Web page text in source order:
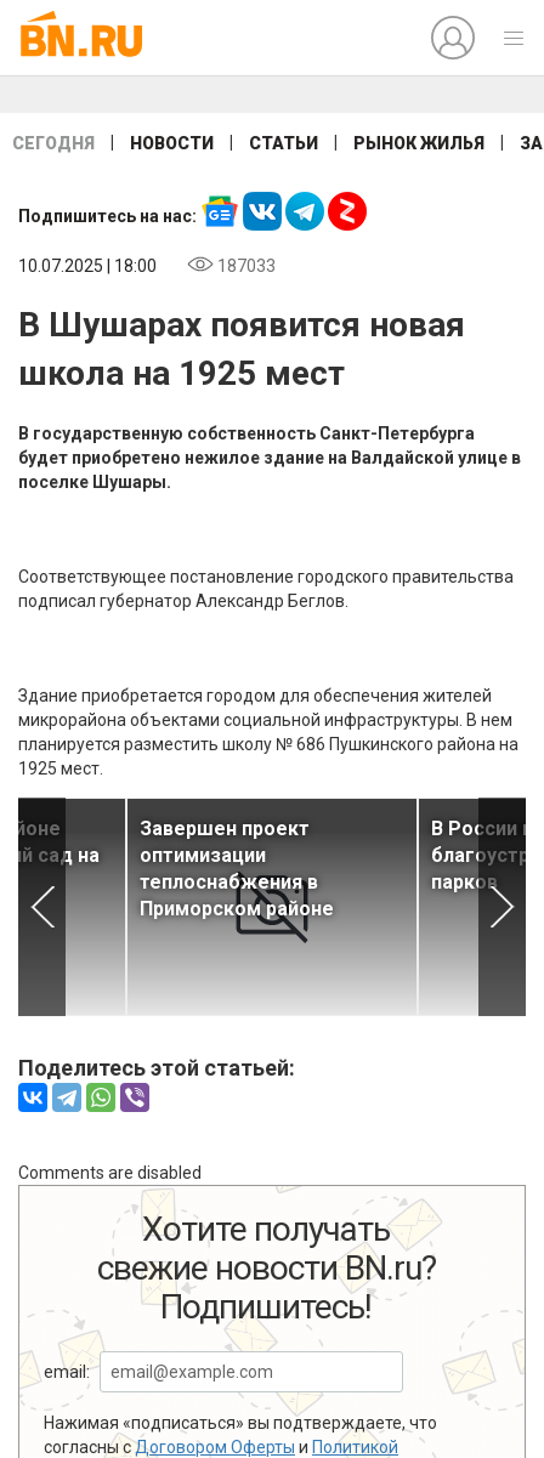
СЕГОДНЯ НОВОСТИ СТАТЬИ РЫНОК ЖИЛЬЯ
Подпишитесь на нас:
10.07.2025 | 18:00 187033
В Шушарах появится новая
школа на 1925 мест
В государственную собственность Санкт-Петербурга
будет приобретено нежилое здание на Валдайской улице в
поселке Шушары.
Соответствующее постановление городского правительства
подписал губернатор Александр Беглов.
Здание приобретается городом для обеспечения жителей
микрорайона объектами социальной инфраструктуры. В нем
планируется разместить школу № 686 Пушкинского района на
1925 мест.
сад на
Завершен проект
оптимизации
теплоснабжения в
Приморском районе
В России в
парков
Поделитесь этой статьей:
Comments are disabled
Хотите получать
свежие новости BN.ru?
Подпишитесь!
email:
Нажимая «подписаться» вы подтверждаете, что
согласны сДоговором Оферты и Политикой